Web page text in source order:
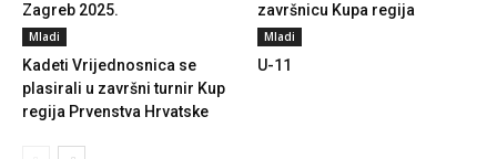
Zagreb 2025.
završnicu Kupa regija
Mladi
Kadeti Vrijednosnica se
plasirali u završni turnir Kup
regija Prvenstva Hrvatske
Mladi
U-11